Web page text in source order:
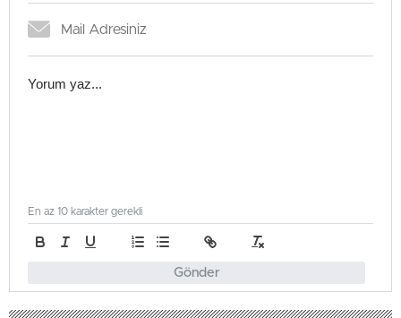
Gönder
En az 10 karakter gerekli